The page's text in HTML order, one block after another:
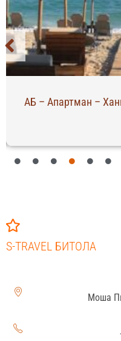
АБ – Апартман –
S-TRAVEL БИТОЛА
Моша